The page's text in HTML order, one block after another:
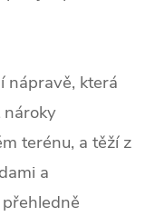
nápravě, která
terénu, a těží z
a